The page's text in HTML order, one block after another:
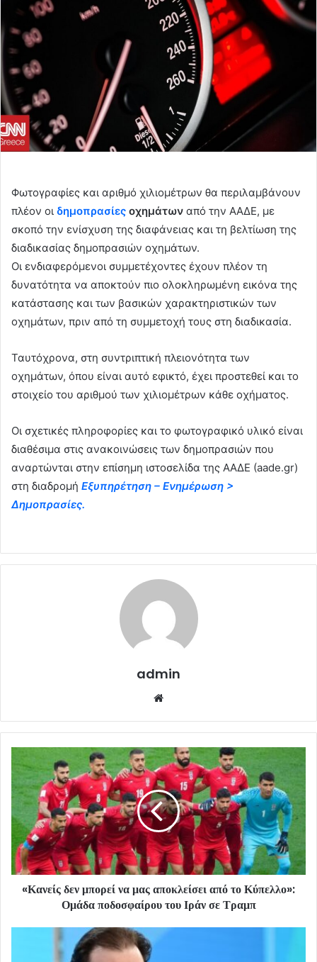
Φωτογραφίες και αριθμό χιλιομέτρων θα περιλαμβάνουν
πλέον οι δημοπρασίες οχημάτων από την ΑΑΔΕ, με
σκοπό την ενίσχυση της διαφάνειας και τη βελτίωση της
διαδικασίας δημοπρασιών οχημάτων.
Οι ενδιαφερόμενοι συμμετέχοντες έχουν πλέον τη
δυνατότητα να αποκτούν πιο ολοκληρωμένη εικόνα της
κατάστασης και των βασικών χαρακτηριστικών των
οχημάτων, πριν από τη συμμετοχή τους στη διαδικασία.
Ταυτόχρονα, στη συντριπτική πλειονότητα των
οχημάτων, όπου είναι αυτό εφικτό, έχει προστεθεί και το
στοιχείο του αριθμού των χιλιομέτρων κάθε οχήματος.
Οι σχετικές πληροφορίες και το φωτογραφικό υλικό είναι
διαθέσιμα στις ανακοινώσεις των δημοπρασιών που
αναρτώνται στην επίσημη ιστοσελίδα της ΑΑΔΕ (aade.gr)
στη διαδρομή Εξυπηρέτηση – Ενημέρωση >
Δημοπρασίες.
admin
«Κανείς δεν μπορεί να μας αποκλείσει από το Κύπελλο»:
Ομάδα ποδοσφαίρου του Ιράν σε Τραμπ